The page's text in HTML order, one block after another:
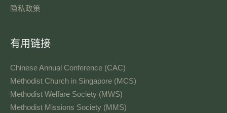
隐私政策
有用链接
Chinese Annual Conference (CAC)
Methodist Church in Singapore (MCS)
Methodist Welfare Society (MWS)
Methodist Missions Society (MMS)